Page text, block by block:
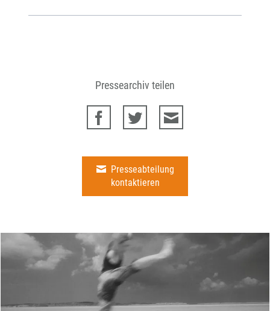
Pressearchiv teilen
Presseabteilung
kontaktieren